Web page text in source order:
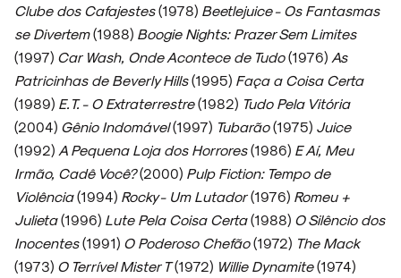
Clube dos Cafajestes(1978) Beetlejuice - Os Fantasmas
se Divertem(1988) Boogie Nights: Prazer Sem Limites
(1997) Car Wash, Onde Acontece de Tudo(1976) As
Patricinhas de Beverly Hills(1995) Faça a Coisa Certa
(1989) E.T. - O Extraterrestre(1982) Tudo Pela Vitória
(2004) Gênio Indomável(1997) Tubarão(1975) Juice
(1992) A Pequena Loja dos Horrores(1986) E Aí, Meu
Irmão, Cadê Você?(2000) Pulp Fiction: Tempo de
Violência(1994) Rocky - Um Lutador(1976) Romeu +
Julieta(1996) Lute Pela Coisa Certa(1988) O Silêncio dos
Inocentes(1991) O Poderoso Chefão(1972) The Mack
(1973) O Terrível Mister T(1972) Willie Dynamite(1974)